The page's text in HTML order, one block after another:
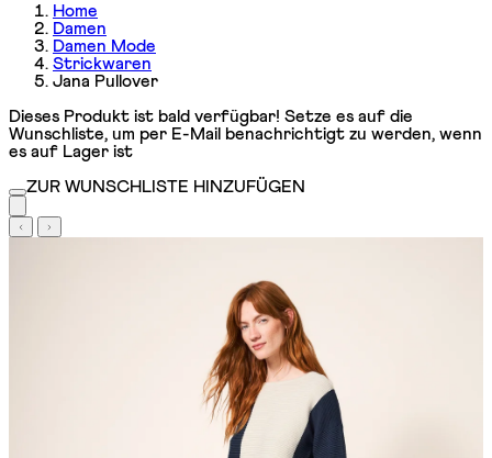
Home
Damen
Damen Mode
Strickwaren
Jana Pullover
Dieses Produkt ist bald verfügbar! Setze es auf die
Wunschliste, um per E-Mail benachrichtigt zu werden, wenn
es auf Lager ist
ZUR WUNSCHLISTE HINZUFÜGEN